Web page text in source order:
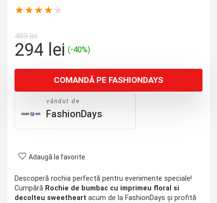
★★★★ ★
489lei
Prețul
a
fost:
489 lei.
294 leiPrețul
este:
294 lei.
(-40%)
COMANDĂ PE FASHIONDAYS
vândut de
FashionDays
Adaugă la favorite
Descoperă rochia perfectă pentru evenimente speciale!
Cumpără Rochie de bumbac cu imprimeu floral si
decolteu sweetheart acum de la FashionDays și profită